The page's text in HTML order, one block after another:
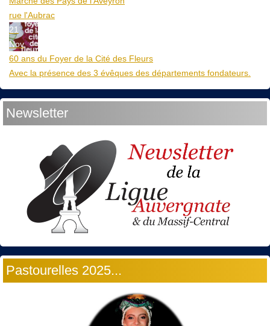
rue l'Aubrac
21
Nov
60 ans du Foyer de la Cité des Fleurs
Avec la présence des 3 évêques des départements fondateurs.
Newsletter
Pastourelles 2025...